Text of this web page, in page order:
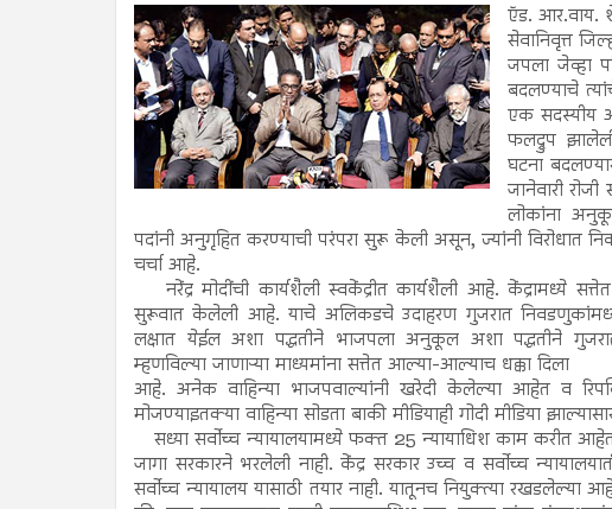
ऍड. आर.वाय.
सेवानिवृत्त
जपला जेव्हा
बदलण्याचे
एक सदस्यीय
फलद्रुप
घटना
जानेवारी
लोकांना
पदांनी अनुगृहित करण्याची परंपरा सुरू केली असून, ज्यांनी विरोधात
चर्चा आहे.
नरेंद्र मोदींची कार्यशैली स्वकेंद्रीत कार्यशैली आहे. केंद्रामध्ये
सुरूवात केलेली आहे. याचे अलिकडचे उदाहरण गुजरात
लक्षात येईल अशा पद्धतीने भाजपला अनुकूल अशा पद्धतीने
म्हणविल्या जाणाऱ्या माध्यमांना सत्तेत आल्या-आल्याच धक्का दिला
आहे. अनेक वाहिन्या भाजपवाल्यांनी खरेदी केलेल्या आहेत व
मोजण्याइतक्या वाहिन्या सोडता बाकी मीडियाही गोदी मीडिया
सध्या सर्वोच्च न्यायालयामध्ये फक्त 25 न्यायाधिश काम करीत
जागा सरकारने भरलेली नाही. केंद्र सरकार उच्च व सर्वोच्च
सर्वोच्च न्यायालय यासाठी तयार नाही. यातूनच नियुक्त्या